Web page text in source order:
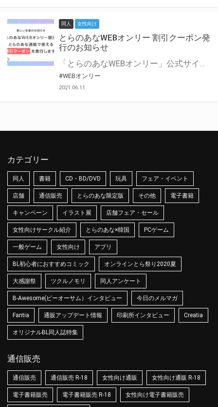
同人 女性向け
とらのあなWEBオンリー 割引クーポン発
行のお知らせ
「とらのあなWEBオンリー」公式サイトでとらのあな通販の「割引クーポン」を配布中！ イベントごとに開催当日限定で使える割引クーポンのシリアルコードを発行します。 とらのあなWEBオンリーのページをチェックして、イベント当日にお得にお買い物を楽しみましょう♪ ※本キャンペーンは予告なく終了する場合がございます。 とらのあなWEBオンリーサイトはこちら
#WEBオンリー
2021.06.11
カテゴリー
同人 書籍 CD・BD/DVD 玩具 フェア・イベント
店舗 通信販売 とらのあな限定版 その他 電子書籍
キャンペーン イラスト展 店舗フェア・セール
女性向けサークル紹介 とらのあな×韓国 PCゲーム
一般ゲーム 女性向け アプリ
BL初心者におすすめコミック オンラインとら祭り2020夏
大感謝祭 ツクルノモリ 同人アンケート
B-Awesome(ビーオーサム）インタビュー 今日のメルマガ
Fantia 通販アップデート情報 印刷所インタビュー Creatia
オリジナルBL同人誌特集
通信販売
通信販売 通信販売 R-18 女性向け通販 女性向け通販 R-18
電子書籍販売 電子書籍販売 R-18 女性向け電子書籍販売